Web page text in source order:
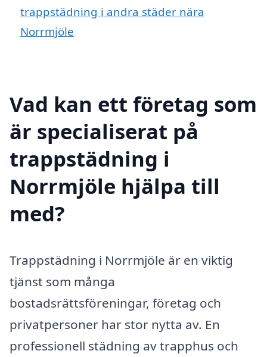
trappstädning i andra städer nära
Norrmjöle
Vad kan ett företag som
är specialiserat på
trappstädning i
Norrmjöle hjälpa till
med?
Trappstädning i Norrmjöle är en viktig
tjänst som många
bostadsrättsföreningar, företag och
privatpersoner har stor nytta av. En
professionell städning av trapphus och